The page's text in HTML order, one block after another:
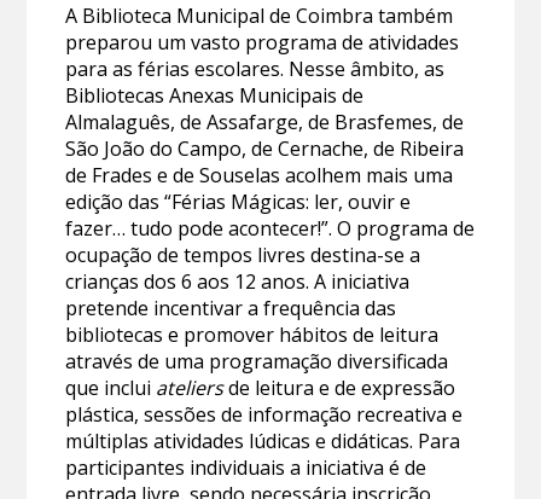
A Biblioteca Municipal de Coimbra também
preparou um vasto programa de atividades
para as férias escolares. Nesse âmbito, as
Bibliotecas Anexas Municipais de
Almalaguês, de Assafarge, de Brasfemes, de
São João do Campo, de Cernache, de Ribeira
de Frades e de Souselas acolhem mais uma
edição das “Férias Mágicas: ler, ouvir e
fazer… tudo pode acontecer!”. O programa de
ocupação de tempos livres destina-se a
crianças dos 6 aos 12 anos. A iniciativa
pretende incentivar a frequência das
bibliotecas e promover hábitos de leitura
através de uma programação diversificada
que inclui ateliersde leitura e de expressão
plástica, sessões de informação recreativa e
múltiplas atividades lúdicas e didáticas. Para
participantes individuais a iniciativa é de
entrada livre, sendo necessária inscrição